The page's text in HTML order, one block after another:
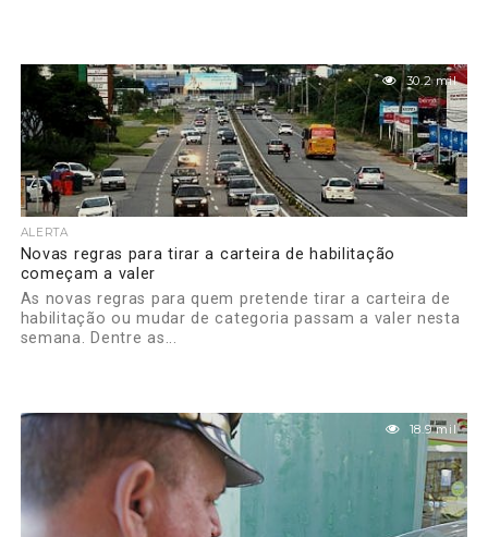
30.2 mil
ALERTA
Novas regras para tirar a carteira de habilitação
começam a valer
As novas regras para quem pretende tirar a carteira de
habilitação ou mudar de categoria passam a valer nesta
semana. Dentre as...
18.9 mil